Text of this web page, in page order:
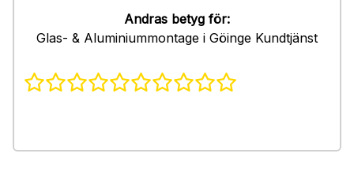
Andras betyg för:
Glas- & Aluminiummontage i Göinge Kundtjänst